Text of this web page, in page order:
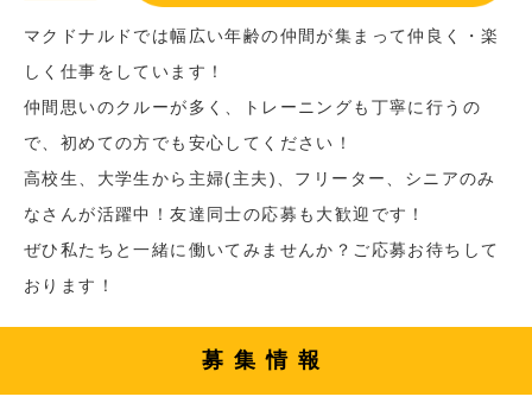
マクドナルドでは幅広い年齢の仲間が集まって仲良く・楽
しく仕事をしています！
仲間思いのクルーが多く、トレーニングも丁寧に行うの
で、初めての方でも安心してください！
高校生、大学生から主婦(主夫)、フリーター、シニアのみ
なさんが活躍中！友達同士の応募も大歓迎です！
ぜひ私たちと一緒に働いてみませんか？ご応募お待ちして
おります！
募集情報